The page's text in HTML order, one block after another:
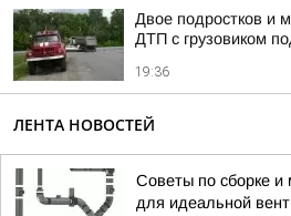
Двое подростков и
ДТП с грузовиком
19:36
ЛЕНТА НОВОСТЕЙ
Советы по сборке и
для идеальной